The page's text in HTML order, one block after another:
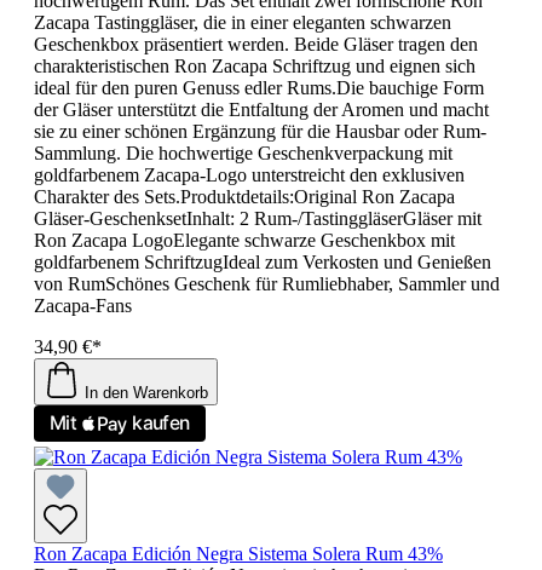
Zacapa Tastinggläser, die in einer eleganten schwarzen
Geschenkbox präsentiert werden. Beide Gläser tragen den
charakteristischen Ron Zacapa Schriftzug und eignen sich
ideal für den puren Genuss edler Rums.Die bauchige Form
der Gläser unterstützt die Entfaltung der Aromen und macht
sie zu einer schönen Ergänzung für die Hausbar oder Rum-
Sammlung. Die hochwertige Geschenkverpackung mit
goldfarbenem Zacapa-Logo unterstreicht den exklusiven
Charakter des Sets.Produktdetails:Original Ron Zacapa
Gläser-GeschenksetInhalt: 2 Rum-/TastinggläserGläser mit
Ron Zacapa LogoElegante schwarze Geschenkbox mit
goldfarbenem SchriftzugIdeal zum Verkosten und Genießen
von RumSchönes Geschenk für Rumliebhaber, Sammler und
Zacapa-Fans
34,90 €*
In den Warenkorb
Ron Zacapa Edición Negra Sistema Solera Rum 43%